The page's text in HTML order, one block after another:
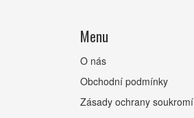
Menu
O nás
Obchodní podmínky
Zásady ochrany soukromí